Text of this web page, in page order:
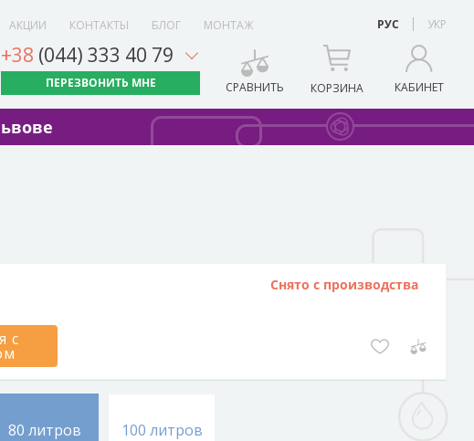
АКЦИИ КОНТАКТЫ БЛОГ МОНТАЖ РУС УКР
+38 (044) 333 40 79
ПЕРЕЗВОНИТЬ МНЕ СРАВНИТЬ КОРЗИНА КАБИНЕТ
Снято с производства
с
80 литров 100 литров